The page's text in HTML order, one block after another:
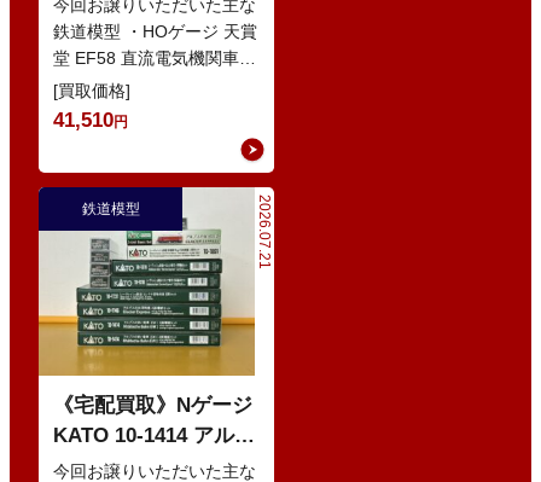
鉄道模型
今回お譲りいただいた主な
鉄道模型 ・HOゲージ 天賞
堂 EF58 直流電気機関車
・Nゲージ KATO 10-386
285系0番…
[買取価格]
41,510円
2026.07.21
鉄道模型
《宅配買取》Nゲージ
KATO 10-1414 アルプ
スの赤い客車 EWI な
今回お譲りいただいた主な